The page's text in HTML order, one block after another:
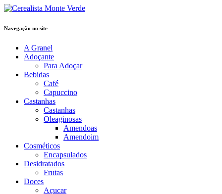
Navegação no site
A Granel
Adoçante
Para Adoçar
Bebidas
Café
Capuccino
Castanhas
Castanhas
Oleaginosas
Amendoas
Amendoim
Cosméticos
Encapsulados
Desidratados
Frutas
Doces
Açucar